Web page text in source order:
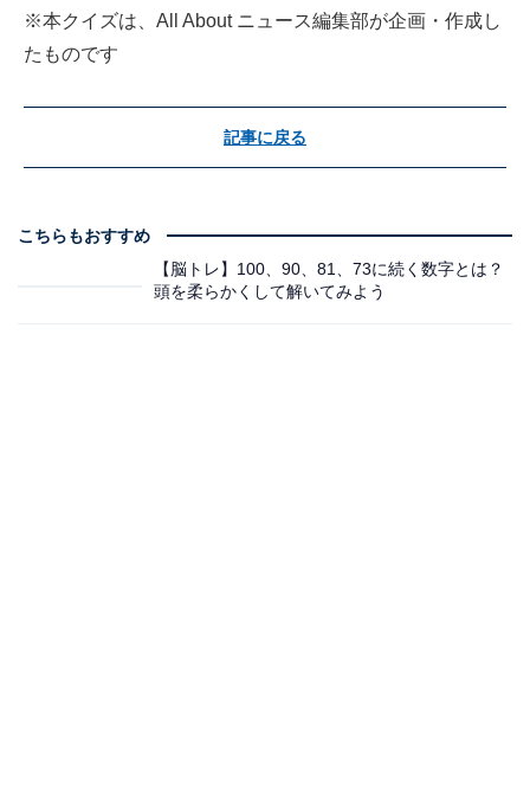
※本クイズは、All About ニュース編集部が企画・作成し
たものです
記事に戻る
こちらもおすすめ
【脳トレ】100、90、81、73に続く数字とは？
頭を柔らかくして解いてみよう